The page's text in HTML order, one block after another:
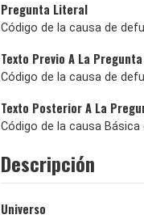
Pregunta Literal
Código de la causa de
Texto Previo A La Pregunta
Código de la causa de
Texto Posterior A La
Código de la causa
Descripción
Universo